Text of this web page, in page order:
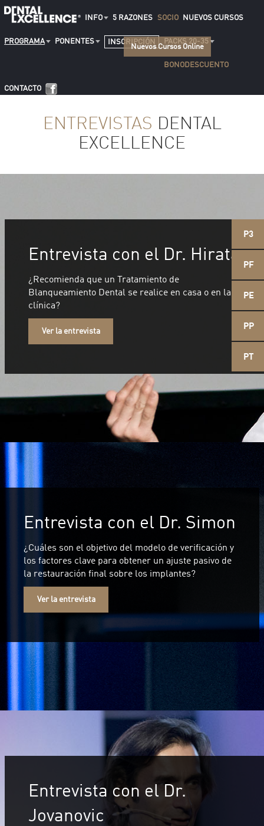
P3
PF
PE
PP
PT
INFO 5 RAZONES SOCIO NUEVOS CURSOS
PROGRAMA PONENTES INSCRIPCIÓN PACKS 20-35
BONODESCUENTO
CONTACTO
Nuevos Cursos Online
ENTREVISTAS DENTAL
EXCELLENCE
Entrevista con el Dr. Hirata
¿Recomienda que un Tratamiento de
Blanqueamiento Dental se realice en casa o en la
clínica?
Ver la entrevista
Entrevista con el Dr. Simon
¿Cuáles son el objetivo del modelo de verificación y
los factores clave para obtener un ajuste pasivo de
la restauración final sobre los implantes?
Ver la entrevista
Entrevista con el Dr.
Jovanovic